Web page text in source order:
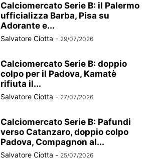
Calciomercato Serie B: il Palermo
ufficializza Barba, Pisa su
Adorante e...
Salvatore Ciotta - 29/07/2026
Calciomercato Serie B: doppio
colpo per il Padova, Kamatè
rifiuta il...
Salvatore Ciotta - 27/07/2026
Calciomercato Serie B: Pafundi
verso Catanzaro, doppio colpo
Padova, Compagnon al...
Salvatore Ciotta - 25/07/2026